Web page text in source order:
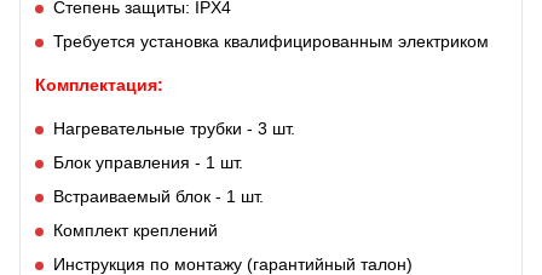
Степень защиты: IPX4
Требуется установка квалифицированным электриком
Комплектация:
Нагревательные трубки - 3 шт.
Блок управления - 1 шт.
Встраиваемый блок - 1 шт.
Комплект креплений
Инструкция по монтажу (гарантийный талон)